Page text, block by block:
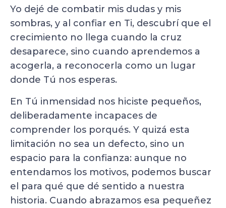
Yo dejé de combatir mis dudas y mis
sombras, y al confiar en Ti, descubrí que el
crecimiento no llega cuando la cruz
desaparece, sino cuando aprendemos a
acogerla, a reconocerla como un lugar
donde Tú nos esperas.
En Tú inmensidad nos hiciste pequeños,
deliberadamente incapaces de
comprender los porqués. Y quizá esta
limitación no sea un defecto, sino un
espacio para la confianza: aunque no
entendamos los motivos, podemos buscar
el para qué que dé sentido a nuestra
historia. Cuando abrazamos esa pequeñez